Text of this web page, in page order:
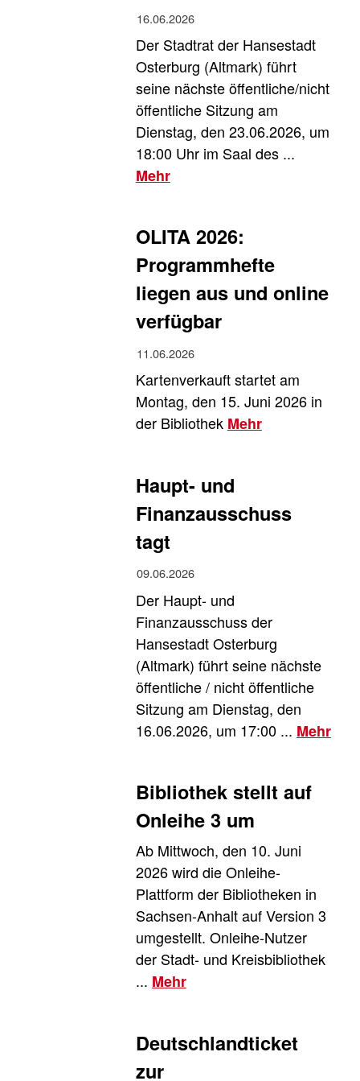
16.06.2026
Der Stadtrat der Hansestadt
Osterburg (Altmark) führt
seine nächste öffentliche/nicht
öffentliche Sitzung am
Dienstag, den 23.06.2026, um
18:00 Uhr im Saal des ...
Mehr
OLITA 2026:
Programmhefte
liegen aus und online
verfügbar
11.06.2026
Kartenverkauft startet am
Montag, den 15. Juni 2026 in
der Bibliothek Mehr
Haupt- und
Finanzausschuss
tagt
09.06.2026
Der Haupt- und
Finanzausschuss der
Hansestadt Osterburg
(Altmark) führt seine nächste
öffentliche / nicht öffentliche
Sitzung am Dienstag, den
16.06.2026, um 17:00 ... Mehr
Bibliothek stellt auf
Onleihe 3 um
Ab Mittwoch, den 10. Juni
2026 wird die Onleihe-
Plattform der Bibliotheken in
Sachsen-Anhalt auf Version 3
umgestellt. Onleihe-Nutzer
der Stadt- und Kreisbibliothek
... Mehr
Deutschlandticket
zur